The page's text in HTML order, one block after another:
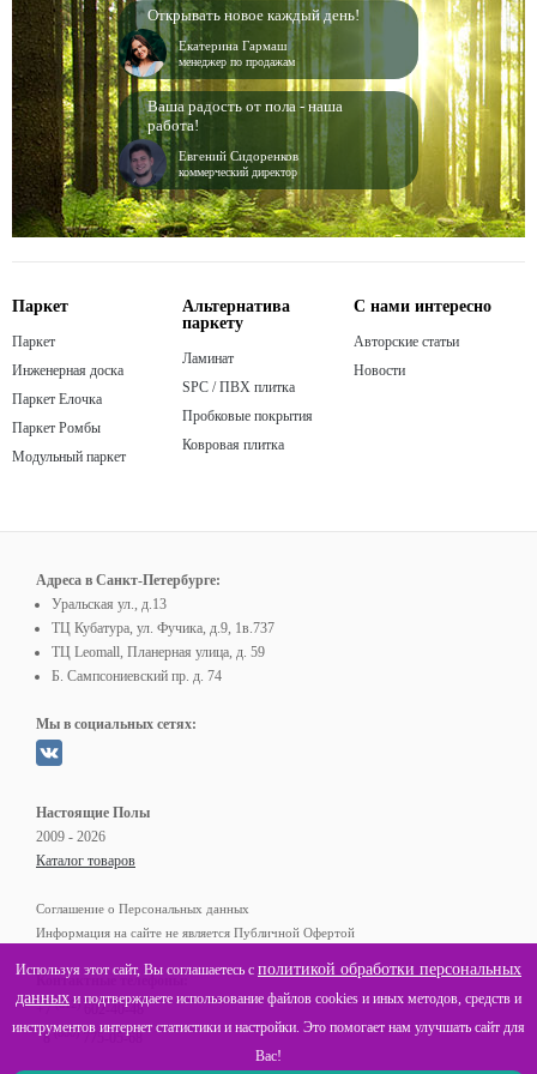
Открывать новое каждый день!
Екатерина Гармаш
менеджер по продажам
Ваша радость от пола - наша
работа!
Евгений Сидоренков
коммерческий директор
Паркет
Паркет
Инженерная доска
Паркет Елочка
Паркет Ромбы
Модульный паркет
Альтернатива
паркету
Ламинат
SPC / ПВХ плитка
Пробковые покрытия
Ковровая плитка
С нами интересно
Авторские статьи
Новости
Адреса в Санкт-Петербурге:
Уральская ул., д.13
ТЦ Кубатура, ул. Фучика, д.9, 1в.737
ТЦ Leomall, Планерная улица, д. 59
Б. Сампсониевский пр. д. 74
Мы в социальных сетях:
Настоящие Полы
2009 - 2026
Каталог товаров
Соглашение о Персональных данных
Информация на сайте не является Публичной Офертой
Контактные телефоны:
+7(812)
602-40-48
8 (800) 775-05-68
Используя этот сайт, Вы соглашаетесь с политикой обработки персональных
данных и подтверждаете использование файлов cookies и иных методов, средств и
инструментов интернет статистики и настройки. Это помогает нам улучшать сайт для
Вас!